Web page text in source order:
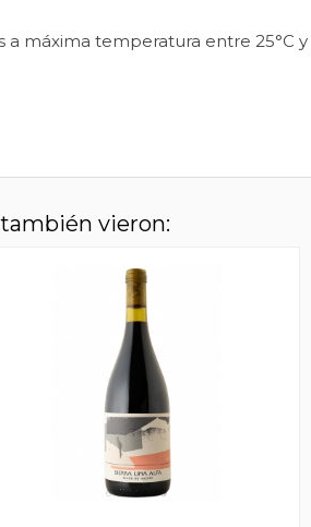
máxima temperatura entre 25°C y
vieron: